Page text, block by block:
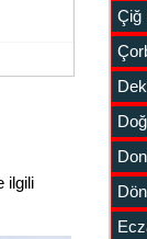
ilgili
Çiğ